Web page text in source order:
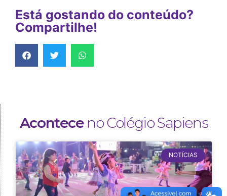
Está gostando do conteúdo?
Compartilhe!
Aconteceno Colégio Sapiens
NOTÍCIAS